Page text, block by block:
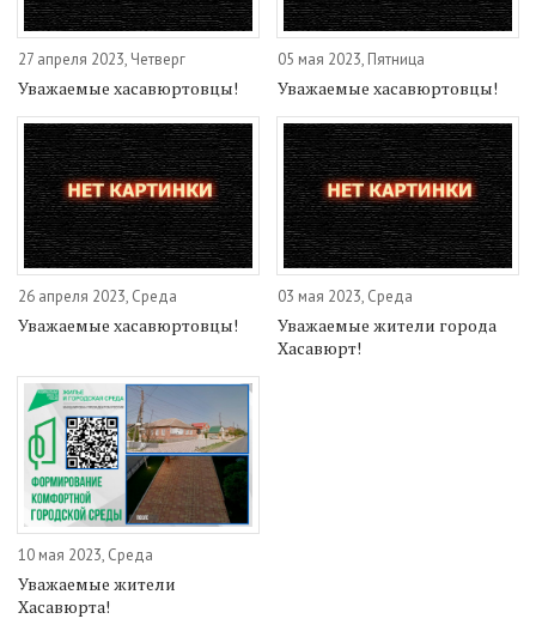
27 апреля 2023, Четверг
Уважаемые хасавюртовцы!
05 мая 2023, Пятница
Уважаемые хасавюртовцы!
26 апреля 2023, Среда
Уважаемые хасавюртовцы!
03 мая 2023, Среда
Уважаемые жители города
Хасавюрт!
10 мая 2023, Среда
Уважаемые жители
Хасавюрта!